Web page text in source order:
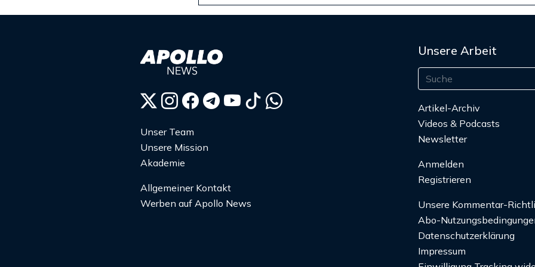
Unser Team
Unsere Mission
Akademie
Allgemeiner Kontakt
Werben auf Apollo News
Unsere Arbeit
Artikel-Archiv
Videos & Podcasts
Newsletter
Anmelden
Registrieren
Unsere Kommentar-
Abo-
Datenschutzerklärung
Impressum